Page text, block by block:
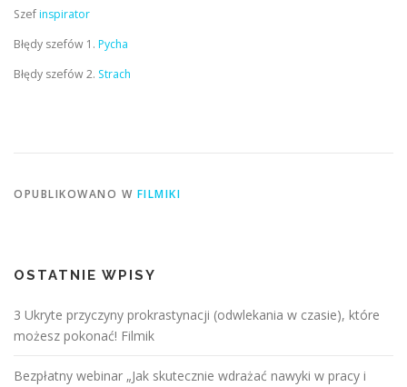
Szefinspirator
Błędy szefów 1. Pycha
Błędy szefów 2. Strach
OPUBLIKOWANO W FILMIKI
OSTATNIE WPISY
3 Ukryte przyczyny prokrastynacji (odwlekania w czasie), które
możesz pokonać! Filmik
Bezpłatny webinar „Jak skutecznie wdrażać nawyki w pracy i